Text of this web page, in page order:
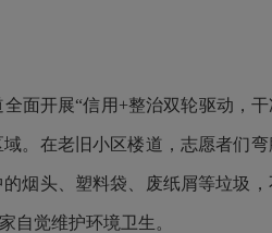
开展“信用+整治双轮驱动，干
。在老旧小区楼道，志愿者们
烟头、塑料袋、废纸屑等垃圾
自觉维护环境卫生。